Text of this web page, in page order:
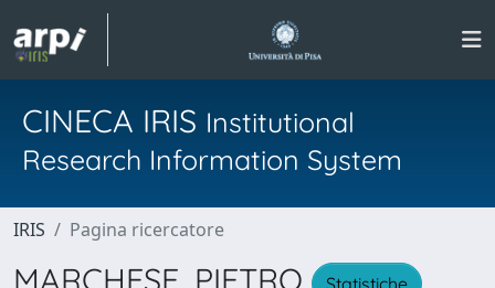
CINECA IRIS Institutional
Research Information System
IRIS Pagina ricercatore
MARCHESE, PIETRO Statistiche